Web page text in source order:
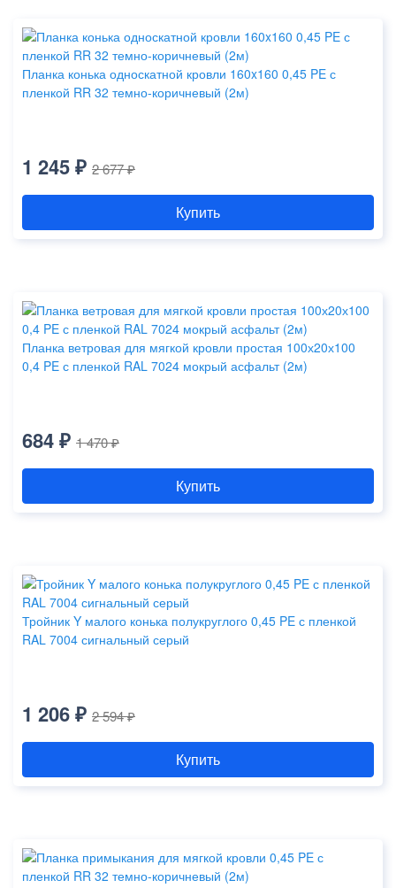
Планка конька односкатной кровли 160x160 0,45 PE с
пленкой RR 32 темно-коричневый (2м)
1 245 ₽ 2 677 ₽
Купить
Планка ветровая для мягкой кровли простая 100х20х100
0,4 PE с пленкой RAL 7024 мокрый асфальт (2м)
684 ₽ 1 470 ₽
Купить
Тройник Y малого конька полукруглого 0,45 PE с пленкой
RAL 7004 сигнальный серый
1 206 ₽ 2 594 ₽
Купить